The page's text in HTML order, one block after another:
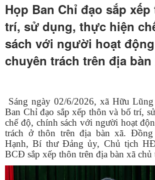
Họp Ban Chỉ đạo sắp
trí, sử dụng, thực hiện
sách với người hoạt
chuyên trách trên địa bàn
Sáng ngày 02/6/2026, xã Hữu
Ban Chỉ đạo sắp xếp thôn và bố trí,
chế độ, chính sách với người hoạt
trách ở thôn trên địa bàn xã.
Hạnh, Bí thư Đảng ủy, Chủ tịch
BCĐ sắp xếp thôn trên địa bàn xã